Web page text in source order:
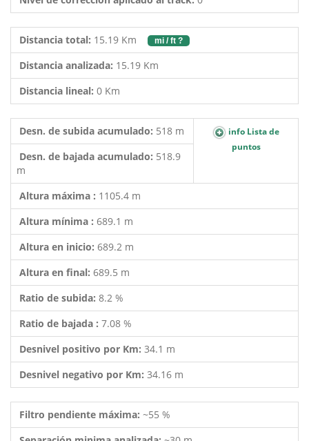
Distancia total: 15.19 Km mi / ft ?
Distancia analizada: 15.19 Km
Distancia lineal: 0 Km
Desn. de subida acumulado: 518 m
info Lista de
puntos
Desn. de bajada acumulado: 518.9
m
Altura máxima : 1105.4 m
Altura mínima : 689.1 m
Altura en inicio: 689.2 m
Altura en final: 689.5 m
Ratio de subida: 8.2 %
Ratio de bajada : 7.08 %
Desnivel positivo por Km: 34.1 m
Desnivel negativo por Km: 34.16 m
Filtro pendiente máxima: ~55 %